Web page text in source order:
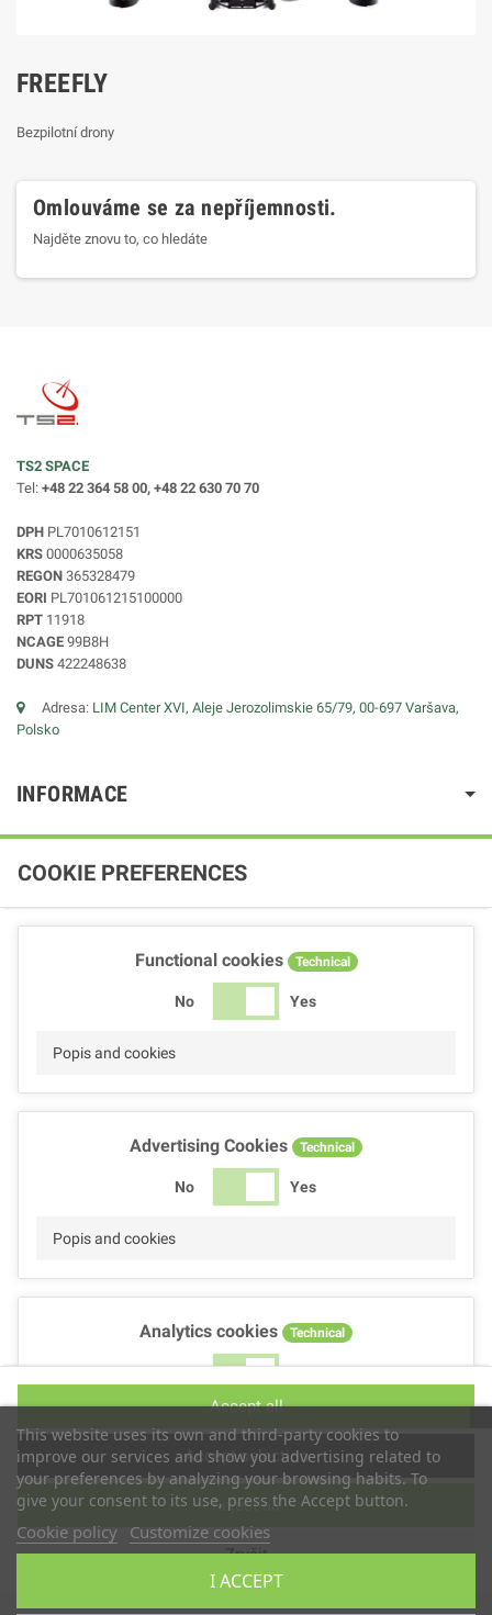
FREEFLY
Bezpilotní drony
Omlouváme se za nepříjemnosti.
Najděte znovu to, co hledáte
TS2 SPACE
Tel: +48 22 364 58 00, +48 22 630 70 70
DPH PL7010612151
KRS 0000635058
REGON 365328479
EORI PL701061215100000
RPT 11918
NCAGE 99B8H
DUNS 422248638
Adresa: LIM Center XVI, Aleje Jerozolimskie 65/79, 00-697 Varšava,
Polsko
INFORMACE
This website uses its own and third-party cookies to
improve our services and show you advertising related to
your preferences by analyzing your browsing habits. To
give your consent to its use, press the Accept button.
Cookie policy Customize cookies
I ACCEPT
COOKIE PREFERENCES
Functional cookies Technical
No Yes
Popis and cookies
Advertising Cookies Technical
No Yes
Popis and cookies
Analytics cookies Technical
No Yes
Performance cookies
No Yes
Popis
Zrušit
Reject all
Accept selection
Accept all